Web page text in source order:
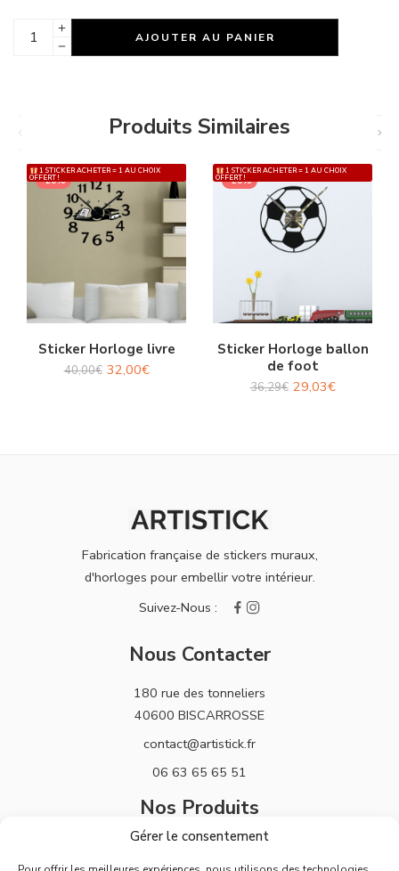
Gérer le consentement
AJOUTER AU PANIER
Produits Similaires
1 STICKER ACHETER = 1 AU CHOIX
OFFERT !
-20%
Sticker Horloge livre
40,00€ 32,00€
1 STICKER ACHETER = 1 AU CHOIX
OFFERT !
-20%
Sticker Horloge ballon
de foot
36,29€ 29,03€
Fabrication française de stickers muraux,
d'horloges pour embellir votre intérieur.
Nous Contacter
180 rue des tonneliers
40600 BISCARROSSE
contact@artistick.fr
06 63 65 65 51
Nos Produits
Stickers